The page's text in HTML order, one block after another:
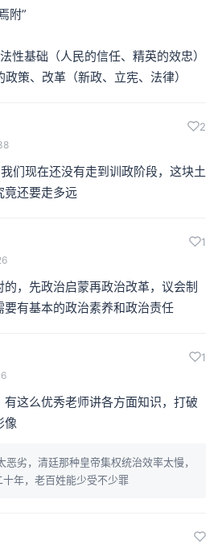
附”
政策、改革（新政、立宪、法律）
2
们现在还没有走到训政阶段，这块土
竟还要走多远
1
，先政治启蒙再政治改革，议会制
要有基本的政治素养和政治责任
1
这么优秀老师讲各方面知识，打破
像
恶劣，清廷那种皇帝集权统治效率太慢，
年，老百姓能少受不少罪